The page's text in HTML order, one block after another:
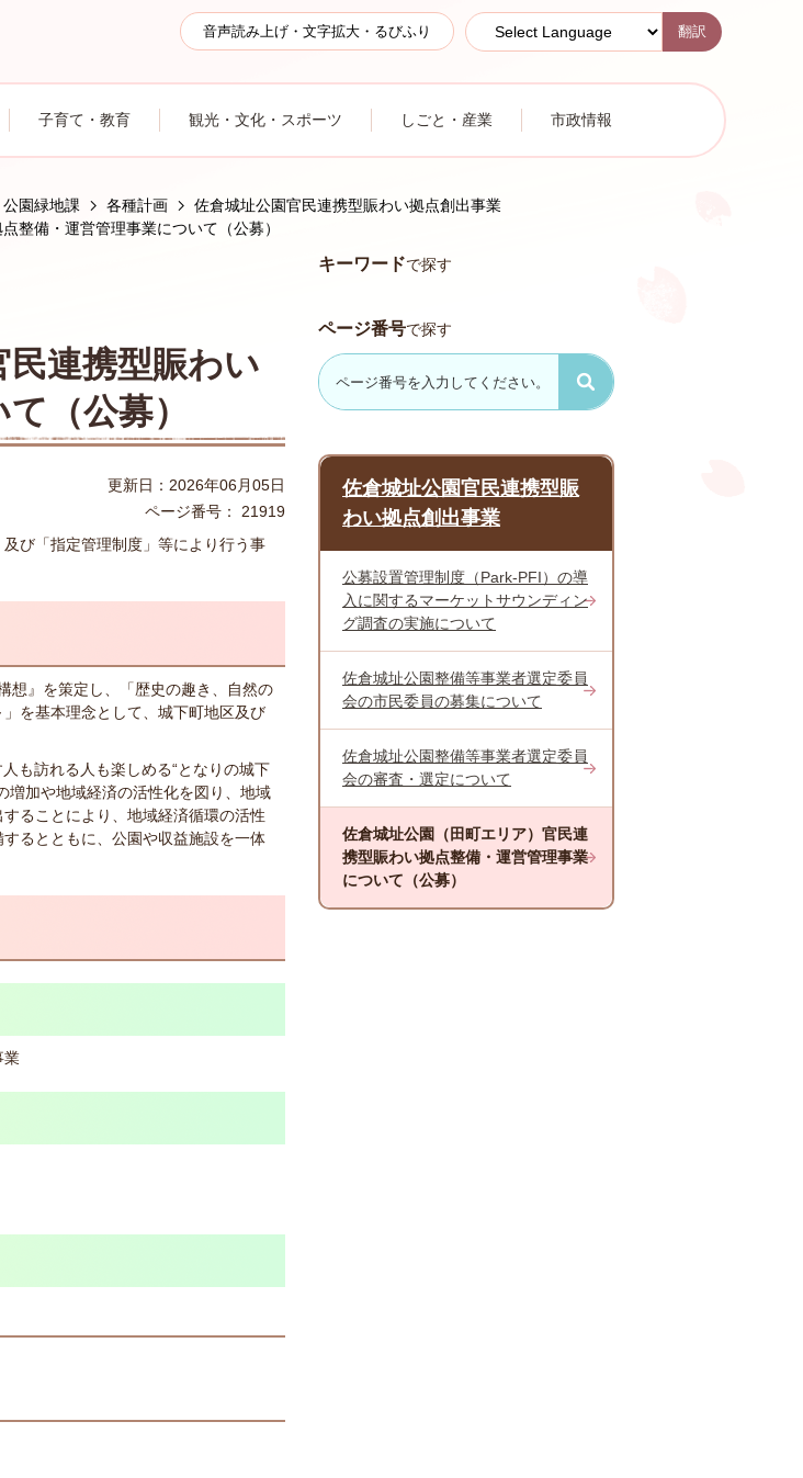
音声読み上げ・文字拡大・るびふり 翻訳
子育て・教育 観光・文化・スポーツ しごと・産業 市政情報
公園緑地課 各種計画
佐倉城址公園官民連携型賑わい拠点創出事業
整備・運営管理事業について（公募）
連携型賑わい
（公募）
更新日：2026年06月05日
ページ番号：
21919
び「指定管理制度」等により行う事
想』を策定し、「歴史の趣き、自然の
を基本理念として、城下町地区及び
も訪れる人も楽しめる“となりの城下
増加や地域経済の活性化を図り、地域
ることにより、地域経済循環の活性
るとともに、公園や収益施設を一体
業
キーワードで探す
ページ番号で探す
佐倉城址公園官民連携型賑
わい拠点創出事業
公募設置管理制度（Park-PFI）の導
入に関するマーケットサウンディン
グ調査の実施について
佐倉城址公園整備等事業者選定委員
会の市民委員の募集について
佐倉城址公園整備等事業者選定委員
会の審査・選定について
佐倉城址公園（田町エリア）官民連
携型賑わい拠点整備・運営管理事業
について（公募）